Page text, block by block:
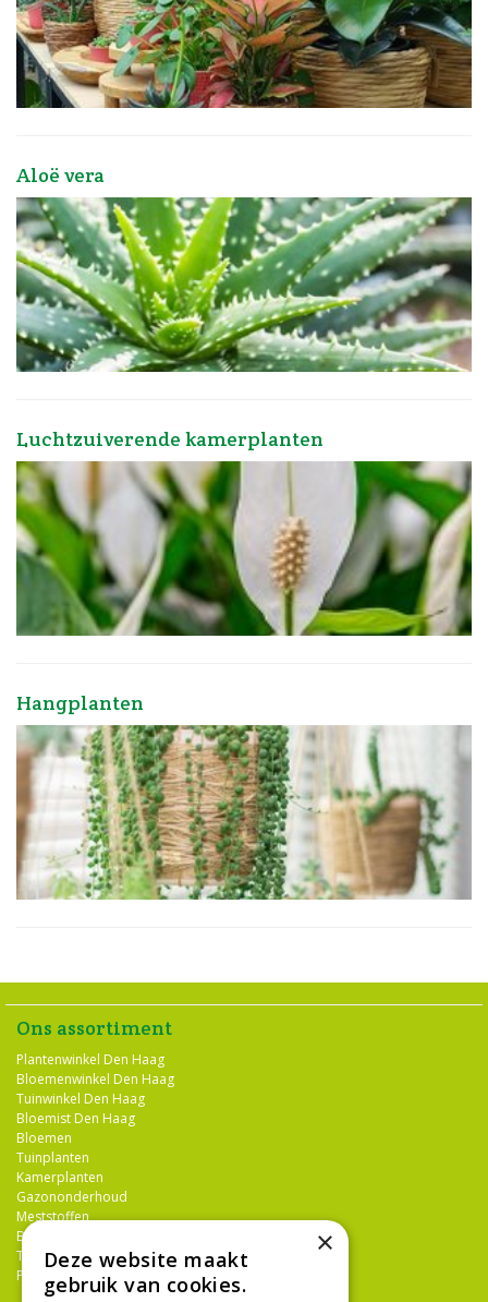
Aloë vera
Luchtzuiverende kamerplanten
Hangplanten
Ons assortiment
Plantenwinkel Den Haag
Bloemenwinkel Den Haag
Tuinwinkel Den Haag
Bloemist Den Haag
Bloemen
Tuinplanten
Kamerplanten
Gazononderhoud
Meststoffen
Bestrijdingsmiddelen
Tuingereedschap
Potterie
×
Deze website maakt
gebruik van cookies.